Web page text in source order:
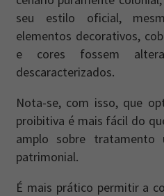
seu estilo oficial,
elementos decorativos,
e cores fossem
descaracterizados.
Nota-se, com isso, que
proibitiva é mais fácil do
amplo sobre tratamento
patrimonial.
É mais prático permitir a